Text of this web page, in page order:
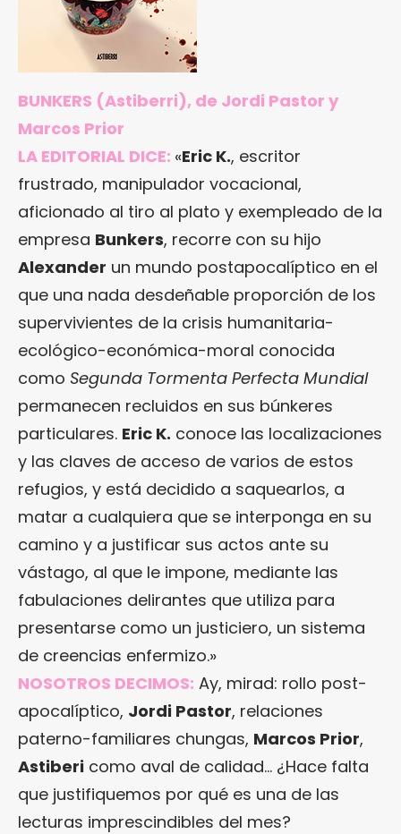
BUNKERS (Astiberri), de Jordi Pastor y
Marcos Prior
LA EDITORIAL DICE: «Eric K., escritor
frustrado, manipulador vocacional,
aficionado al tiro al plato y exempleado de la
empresa Bunkers, recorre con su hijo
Alexander un mundo postapocalíptico en el
que una nada desdeñable proporción de los
supervivientes de la crisis humanitaria-
ecológico-económica-moral conocida
como Segunda Tormenta Perfecta Mundial
permanecen recluidos en sus búnkeres
particulares. Eric K. conoce las localizaciones
y las claves de acceso de varios de estos
refugios, y está decidido a saquearlos, a
matar a cualquiera que se interponga en su
camino y a justificar sus actos ante su
vástago, al que le impone, mediante las
fabulaciones delirantes que utiliza para
presentarse como un justiciero, un sistema
de creencias enfermizo.»
NOSOTROS DECIMOS: Ay, mirad: rollo post-
apocalíptico, Jordi Pastor, relaciones
paterno-familiares chungas, Marcos Prior,
Astiberi como aval de calidad… ¿Hace falta
que justifiquemos por qué es una de las
lecturas imprescindibles del mes?